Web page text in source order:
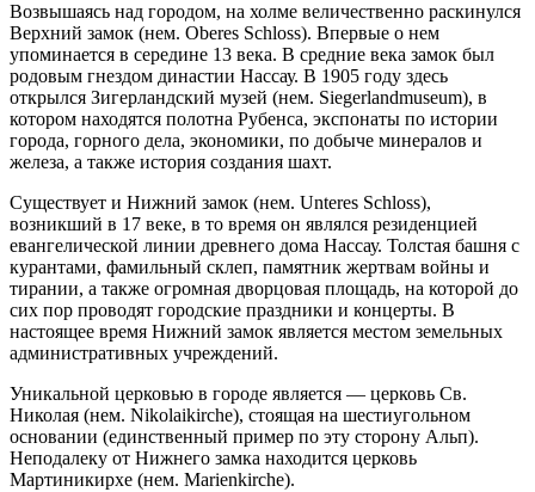
Возвышаясь над городом, на холме величественно раскинулся
Верхний замок (нем. Oberes Schloss). Впервые о нем
упоминается в середине 13 века. В средние века замок был
родовым гнездом династии Нассау. В 1905 году здесь
открылся Зигерландский музей (нем. Siegerlandmuseum), в
котором находятся полотна Рубенса, экспонаты по истории
города, горного дела, экономики, по добыче минералов и
железа, а также история создания шахт.
Существует и Нижний замок (нем. Unteres Schloss),
возникший в 17 веке, в то время он являлся резиденцией
евангелической линии древнего дома Нассау. Толстая башня с
курантами, фамильный склеп, памятник жертвам войны и
тирании, а также огромная дворцовая площадь, на которой до
сих пор проводят городские праздники и концерты. В
настоящее время Нижний замок является местом земельных
административных учреждений.
Уникальной церковью в городе является — церковь Св.
Николая (нем. Nikolaikirche), стоящая на шестиугольном
основании (единственный пример по эту сторону Альп).
Неподалеку от Нижнего замка находится церковь
Мартиникирхе (нем. Marienkirche).